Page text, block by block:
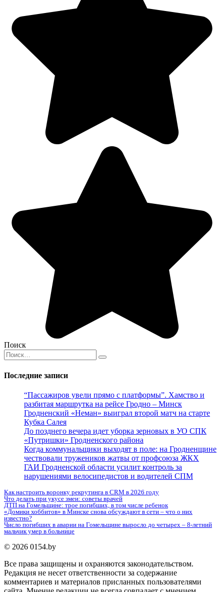
Поиск
Search
for:
Последние записи
“Пассажиров увели прямо с платформы”. Хамство и
разбитая маршрутка на рейсе Гродно – Минск
Гродненский «Неман» выиграл второй матч на старте
Кубка Салея
До позднего вечера идет уборка зерновых в УО СПК
«Путришки» Гродненского района
Когда коммунальщики выходят в поле: на Гродненщине
чествовали тружеников жатвы от профсоюза ЖКХ
ГАИ Гродненской области усилит контроль за
нарушениями велосипедистов и водителей СПМ
Как настроить воронку рекрутинга в CRM в 2026 году
Что делать при укусе змеи: советы врачей
ДТП на Гомельщине: трое погибших, в том числе ребенок
«Домики хоббитов» в Минске снова обсуждают в сети – что о них
известно?
Число погибших в аварии на Гомельщине выросло до четырех – 8-летний
мальчик умер в больнице
© 2026 0154.by
Все права защищены и охраняются законодательством.
Редакция не несет ответственности за содержание
комментариев и материалов присланных пользователями